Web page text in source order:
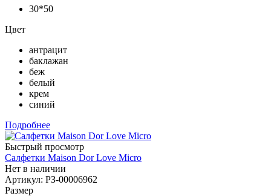
30*50
Цвет
антрацит
баклажан
беж
белый
крем
синий
Подробнее
Быстрый просмотр
Салфетки Maison Dor Love Micro
Нет в наличии
Артикул: РЗ-00006962
Размер